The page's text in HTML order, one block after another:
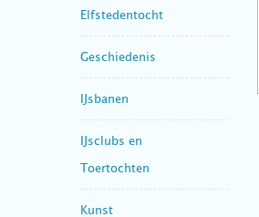
Elfstedentocht
Geschiedenis
IJsbanen
IJsclubs en
Toertochten
Kunst